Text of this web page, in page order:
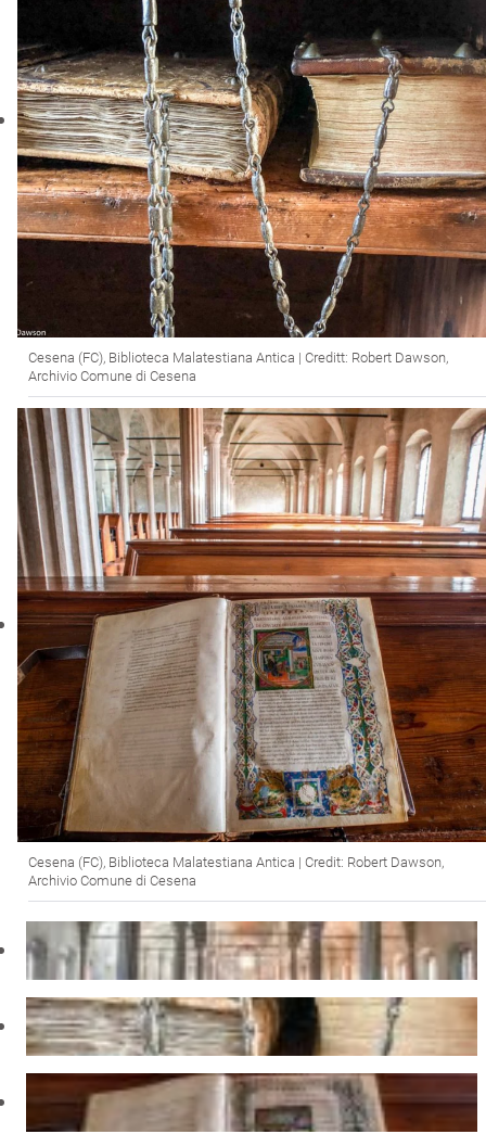
Cesena (FC), Biblioteca Malatestiana Antica | Creditt: Robert Dawson,
Archivio Comune di Cesena
Cesena (FC), Biblioteca Malatestiana Antica | Credit: Robert Dawson,
Archivio Comune di Cesena